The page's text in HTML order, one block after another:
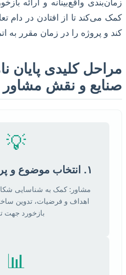
زمان‌بندی واقع‌بینانه و ارائه
کمک می‌کند تا از افتادن در دام
کند و پروژه را در زمان مقرر به
مراحل کلیدی پایان
صنایع و نقش مشاور
💡
۱. انتخاب موضوع و پروپوزال‌نویسی
مشاور: کمک به شناسایی
اهداف و فرضیات، تدوین
بازخورد جهت
📊